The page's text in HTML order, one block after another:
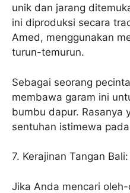
unik dan jarang
ini diproduksi secara
Amed, menggunakan
turun-temurun.
Sebagai seorang
membawa garam ini
bumbu dapur. Rasanya
sentuhan istimewa
7. Kerajinan Tangan
Jika Anda mencari